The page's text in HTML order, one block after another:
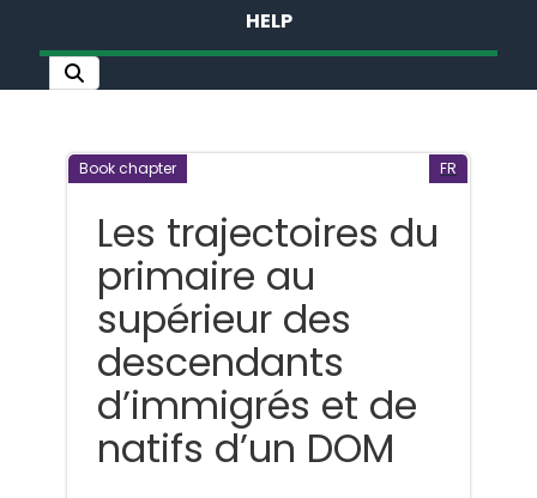
HELP
Book chapter FR
Les trajectoires du
primaire au
supérieur des
descendants
d’immigrés et de
natifs d’un DOM